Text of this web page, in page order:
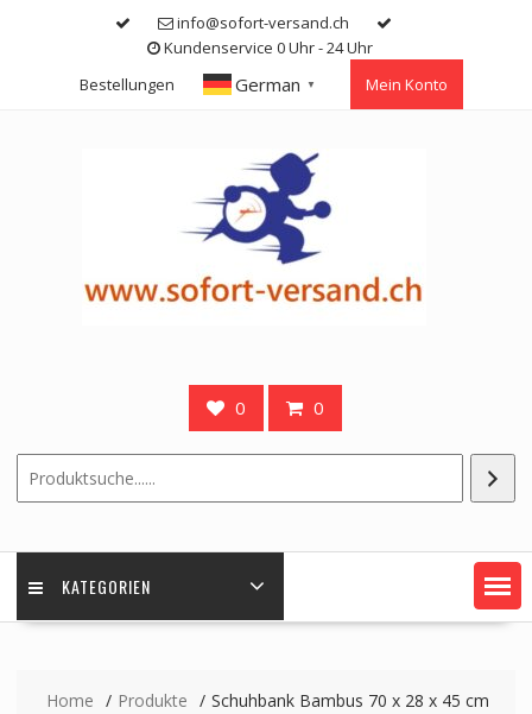
info@sofort-versand.ch
Kundenservice 0 Uhr - 24 Uhr
Bestellungen
German ▼ Mein Konto
0 0
KATEGORIEN
Home Produkte Schuhbank Bambus 70 x 28 x 45 cm